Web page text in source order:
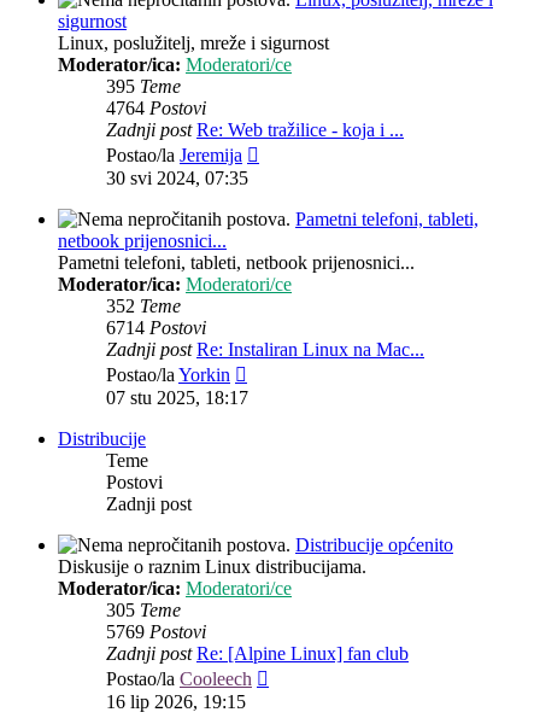
sigurnost
Linux, poslužitelj, mreže i sigurnost
Moderator/ica: Moderatori/ce
395 Teme
4764 Postovi
Zadnji post Re: Web tražilice - koja i ...
Postao/la Jeremija
30 svi 2024, 07:35
Pametni telefoni, tableti,
netbook prijenosnici...
Pametni telefoni, tableti, netbook prijenosnici...
Moderator/ica: Moderatori/ce
352 Teme
6714 Postovi
Zadnji post Re: Instaliran Linux na Mac...
Postao/laYorkin
post
07 stu 2025, 18:17
Distribucije
Teme
Postovi
Zadnji post
Distribucije općenito
Diskusije o raznim Linux distribucijama.
Moderator/ica: Moderatori/ce
305 Teme
5769 Postovi
Zadnji post Re: [Alpine Linux] fan club
Postao/la Cooleech
16 lip 2026, 19:15